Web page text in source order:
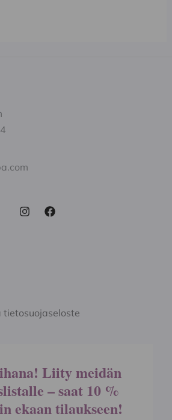
tietosuojaseloste
Liity meidän
– saat 10 %
ekaan tilaukseen!